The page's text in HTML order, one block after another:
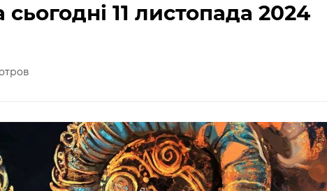
11 листопада 2024